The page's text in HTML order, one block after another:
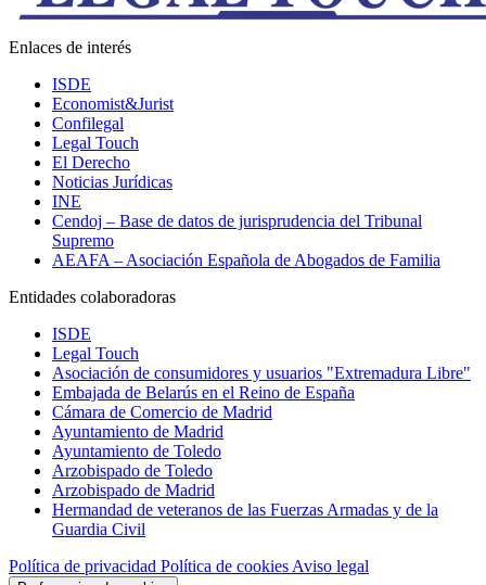
Enlaces de interés
ISDE
Economist&Jurist
Confilegal
Legal Touch
El Derecho
Noticias Jurídicas
INE
Cendoj – Base de datos de jurisprudencia del Tribunal
Supremo
AEAFA – Asociación Española de Abogados de Familia
Entidades colaboradoras
ISDE
Legal Touch
Asociación de consumidores y usuarios "Extremadura Libre"
Embajada de Belarús en el Reino de España
Cámara de Comercio de Madrid
Ayuntamiento de Madrid
Ayuntamiento de Toledo
Arzobispado de Toledo
Arzobispado de Madrid
Hermandad de veteranos de las Fuerzas Armadas y de la
Guardia Civil
Política de privacidad Política de cookies Aviso legal